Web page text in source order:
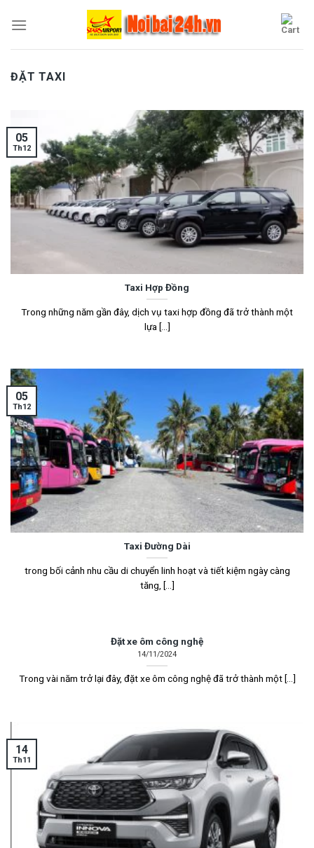
ĐẶT TAXI
Taxi Hợp Đồng
Trong những năm gần đây, dịch vụ taxi hợp đồng đã trở thành một
lựa [...]
05
Th12
Taxi Đường Dài
trong bối cảnh nhu cầu di chuyển linh hoạt và tiết kiệm ngày càng
tăng, [...]
05
Th12
Đặt xe ôm công nghệ
14/11/2024
Trong vài năm trở lại đây, đặt xe ôm công nghệ đã trở thành một [...]
14
Th11